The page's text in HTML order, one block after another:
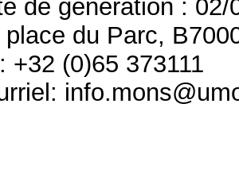
de génération : 02/
place du Parc,
+32 (0)65 373111